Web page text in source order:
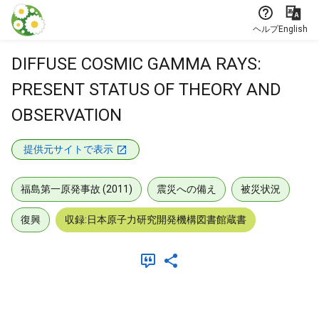
本文に飛ぶ
ヘルプEnglish
DIFFUSE COSMIC GAMMA RAYS:
PRESENT STATUS OF THEORY AND
OBSERVATION
提供元サイトで表示
福島第一原発事故 (2011) 震災への備え 被災状況
復興 収録:日本原子力研究開発機構図書館蔵書